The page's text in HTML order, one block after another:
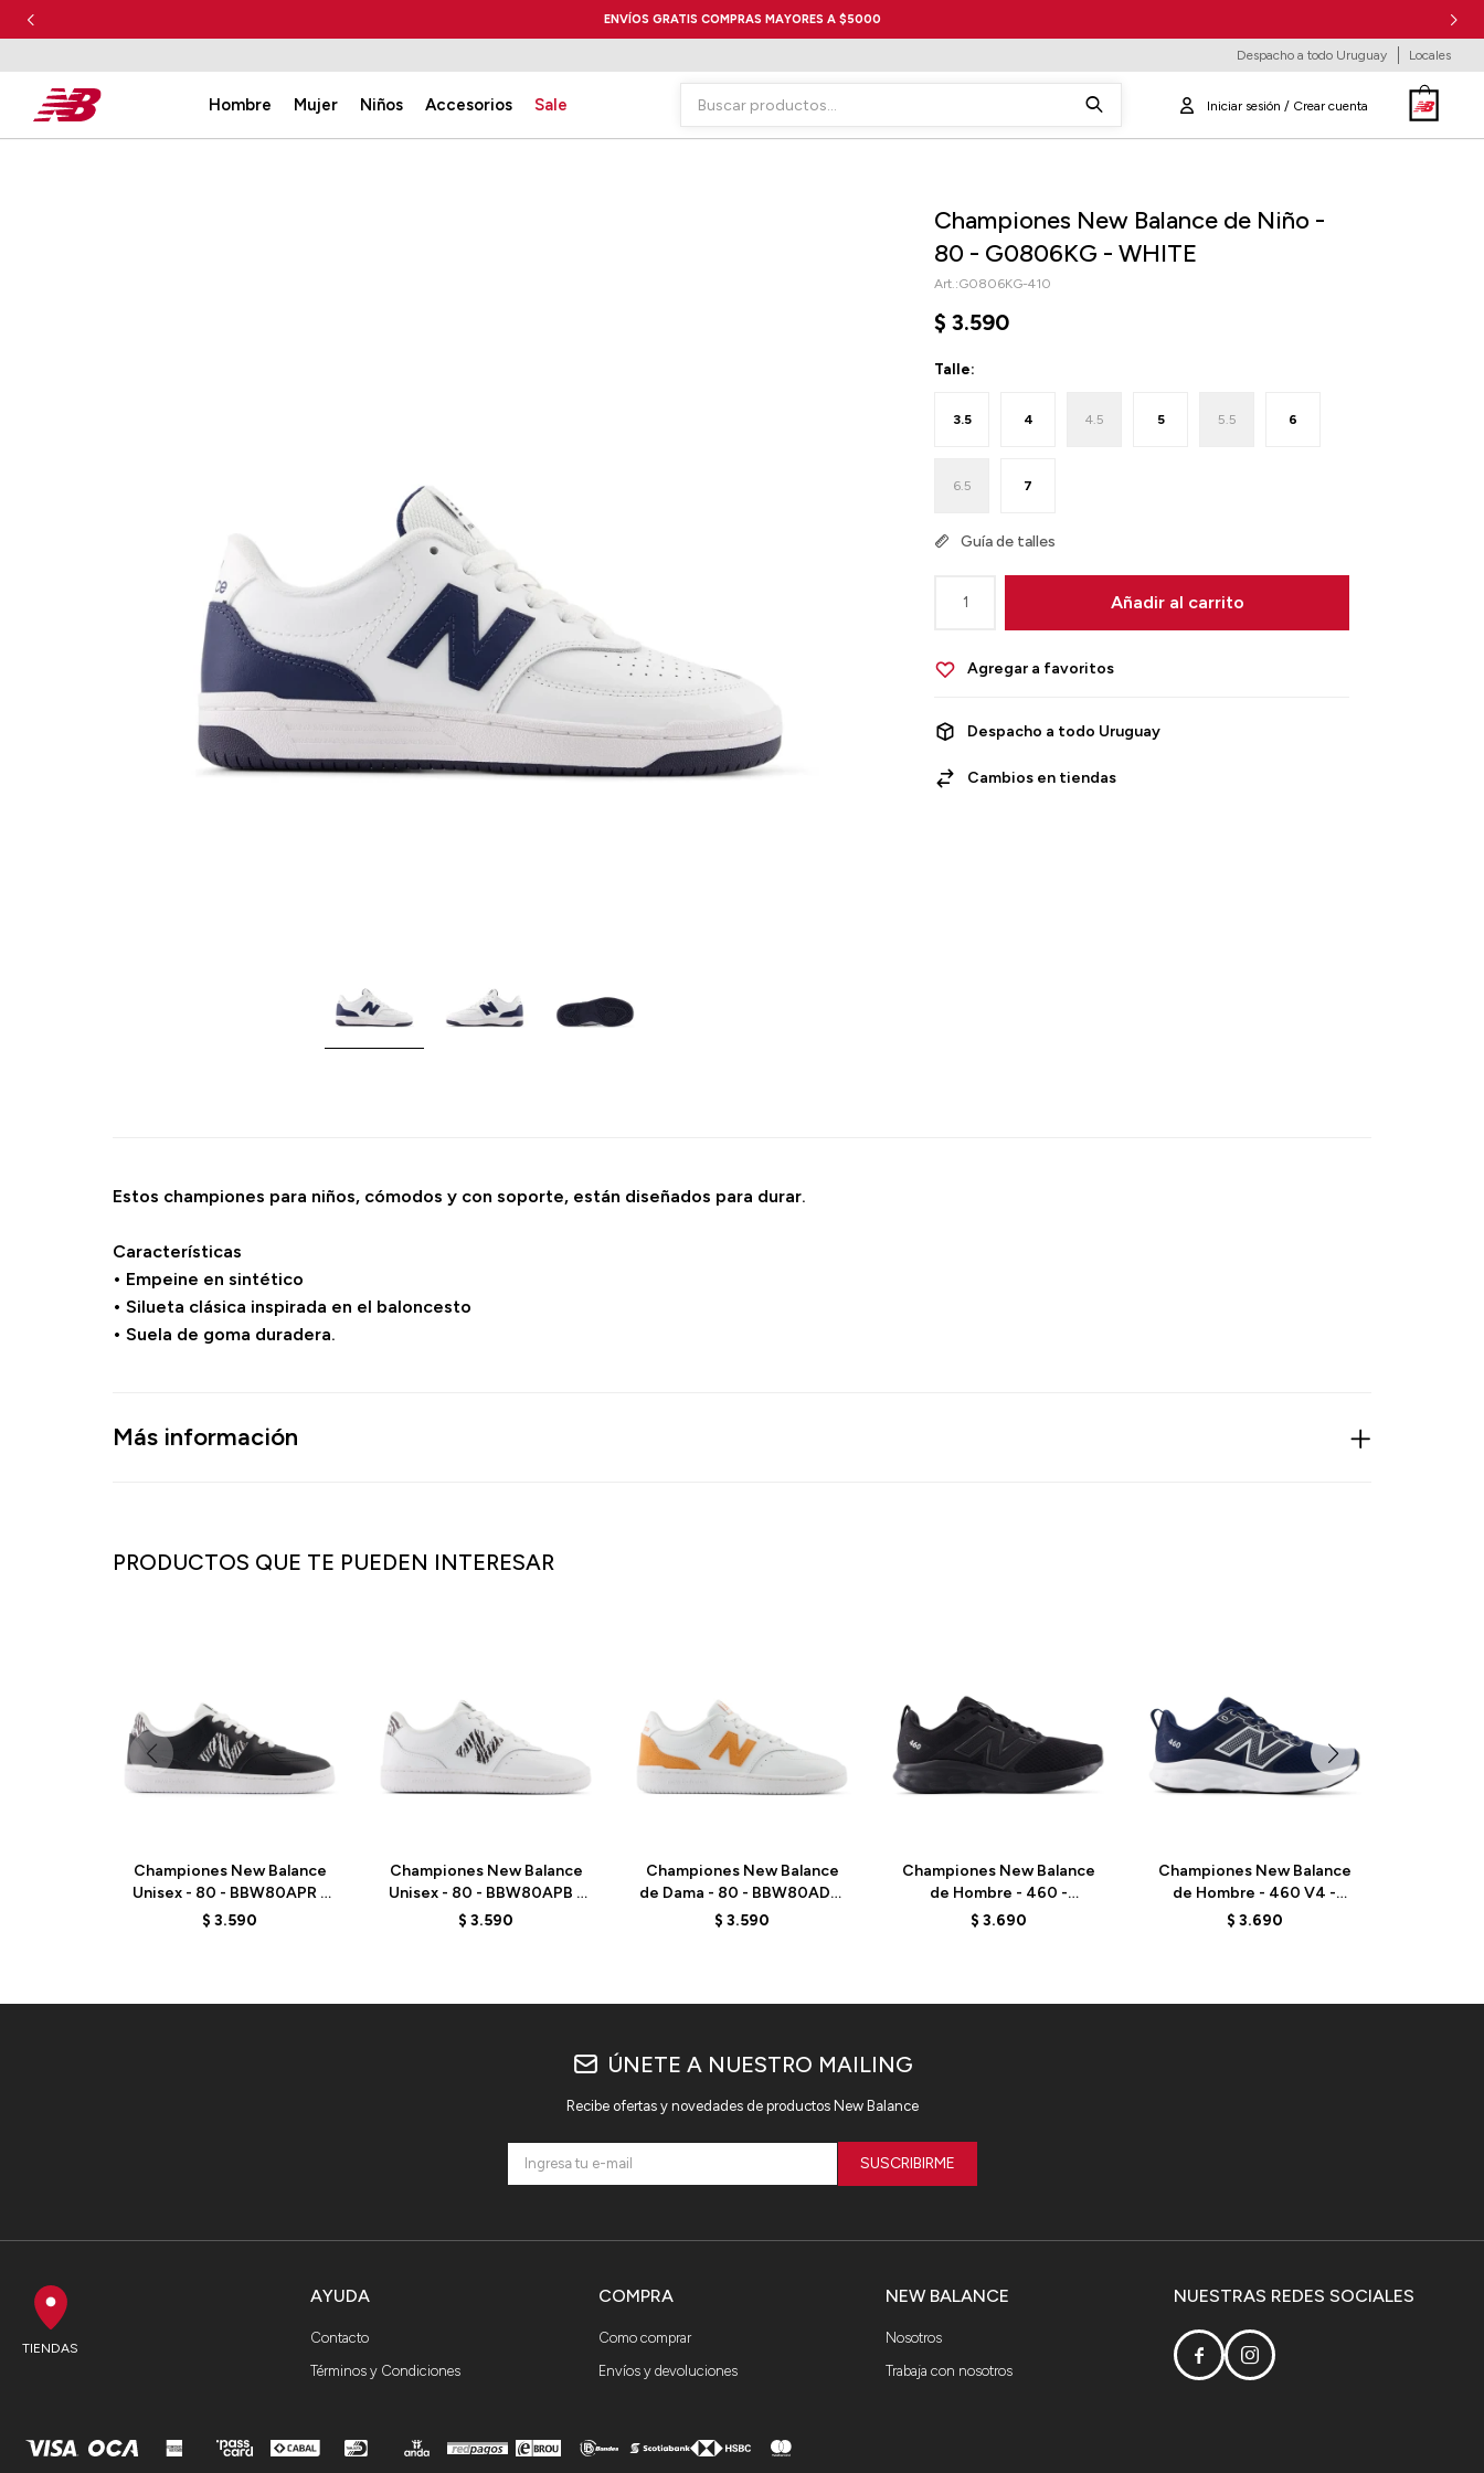
ENVÍOS GRATIS COMPRAS MAYORES A $5000
Hombre Mujer Niños Accesorios Sale
Despacho a todo Uruguay Locales
Championes New Balance de Niño -
80 - G0806KG - WHITE
G0806KG-410
$ 3.590
Talle:
3.5 4 4.5 5 5.5 6
6.5 7
Guía de talles
1 Añadir al carrito
Despacho a todo Uruguay
Cambios en tiendas
Estos championes para niños, cómodos y con soporte, están diseñados para durar.
Características
• Empeine en sintético
• Silueta clásica inspirada en el baloncesto
• Suela de goma duradera.
Más información
PRODUCTOS QUE TE PUEDEN INTERESAR
Championes New Balance
Unisex - 80 - BBW80APR -
BLACK
$ 3.590
Championes New Balance
Unisex - 80 - BBW80APB -
OPTIC WHITE
$ 3.590
Championes New Balance
de Dama - 80 - BBW80ADW
- WHITE/ORANGE
$ 3.590
Championes New Balance
de Hombre - 460 -
M460RK4 - BLACK
$ 3.690
Championes New Balance
de Hombre - 460 V4 -
M460RN4 - NAVY
$ 3.690
TIENDAS
AYUDA
Contacto
Términos y Condiciones
NEW BALANCE
Nosotros
Trabaja con nosotros
COMPRA
Como comprar
Envíos y devoluciones
NUESTRAS REDES SOCIALES
 
ÚNETE A NUESTRO MAILING
Recibe ofertas y novedades de productos New Balance
SUSCRIBIRME